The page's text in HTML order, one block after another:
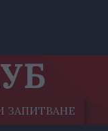
ЗАПИТВАНЕ